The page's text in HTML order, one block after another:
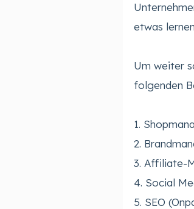
etwas
Um weiter
folgenden
1.
2.
3. Affiliate-
4. Social
5. SEO